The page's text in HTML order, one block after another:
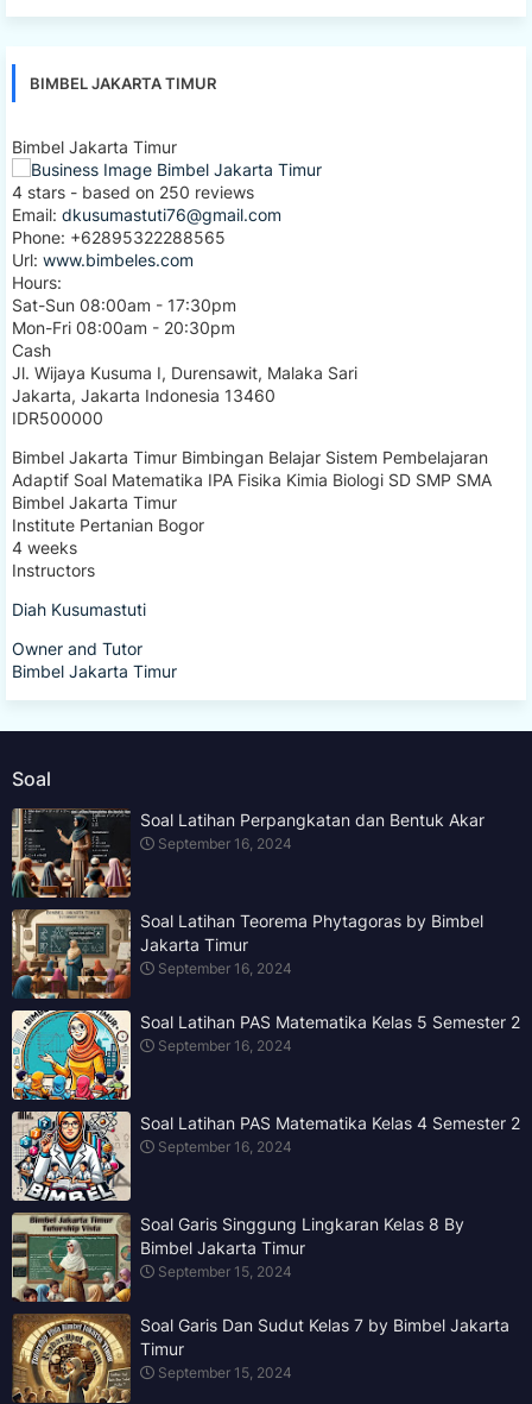
BIMBEL JAKARTA TIMUR
Bimbel Jakarta Timur
4 stars - based on 250 reviews
Email: dkusumastuti76@gmail.com
Phone: +62895322288565
Url: www.bimbeles.com
Hours:
Sat-Sun 08:00am - 17:30pm
Mon-Fri 08:00am - 20:30pm
Cash
Jl. Wijaya Kusuma I, Durensawit, Malaka Sari
Jakarta, Jakarta Indonesia 13460
IDR500000
Bimbel Jakarta Timur Bimbingan Belajar Sistem Pembelajaran
Adaptif Soal Matematika IPA Fisika Kimia Biologi SD SMP SMA
Bimbel Jakarta Timur
Institute Pertanian Bogor
4 weeks
Instructors
Diah Kusumastuti
Owner and Tutor
Bimbel Jakarta Timur
Soal
Soal Latihan Perpangkatan dan Bentuk Akar
September 16, 2024
Soal Latihan Teorema Phytagoras by Bimbel
Jakarta Timur
September 16, 2024
Soal Latihan PAS Matematika Kelas 5 Semester 2
September 16, 2024
Soal Latihan PAS Matematika Kelas 4 Semester 2
September 16, 2024
Soal Garis Singgung Lingkaran Kelas 8 By
Bimbel Jakarta Timur
September 15, 2024
Soal Garis Dan Sudut Kelas 7 by Bimbel Jakarta
Timur
September 15, 2024